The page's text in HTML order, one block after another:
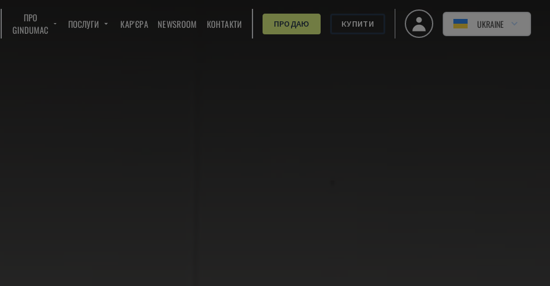
ПРО
GINDUMAC
ПОСЛУГИ КАР'ЄРА NEWSROOM КОНТАКТИ ПРОДАЮ КУПИТИ UKRAINE